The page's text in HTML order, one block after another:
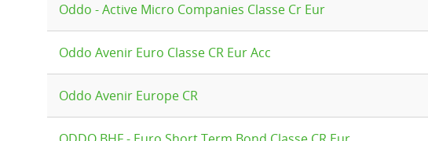
Oddo - Active Micro Companies Classe Cr Eur
Oddo Avenir Euro Classe CR Eur Acc
Oddo Avenir Europe CR